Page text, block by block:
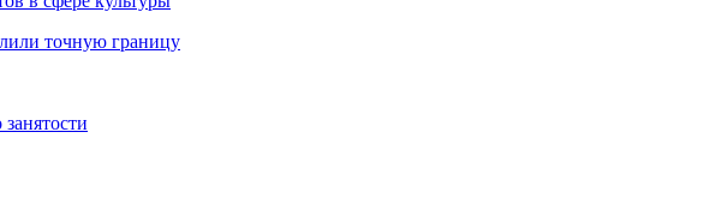
точную границу